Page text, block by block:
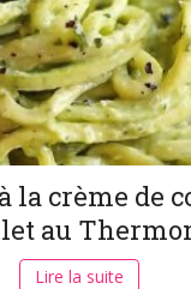
la crème de
au
Lire la suite